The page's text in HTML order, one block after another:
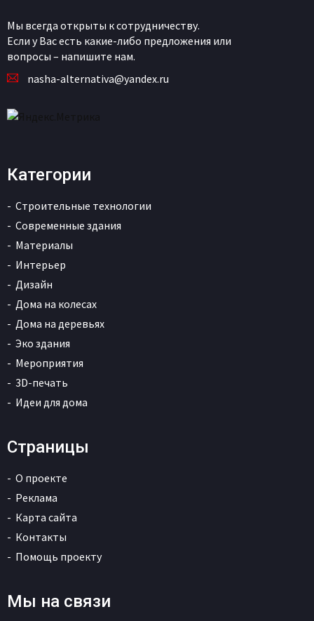
Мы всегда открыты к сотрудничеству.
Если у Вас есть какие-либо предложения или
вопросы – напишите нам.
nasha-alternativa@yandex.ru
Категории
Строительные технологии
Современные здания
Материалы
Интерьер
Дизайн
Дома на колесах
Дома на деревьях
Эко здания
Мероприятия
3D-печать
Идеи для дома
Страницы
О проекте
Реклама
Карта сайта
Контакты
Помощь проекту
Мы на связи